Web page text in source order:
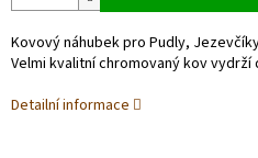
Kovový náhubek pro Pudly,
Velmi kvalitní chromovaný kov vydrží
Detailní informace